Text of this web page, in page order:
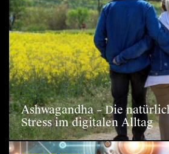
Ashwagandha – Die
Stress im digitalen Alltag